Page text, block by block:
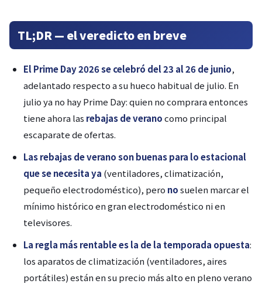
TL;DR — el veredicto en breve
El Prime Day 2026 se celebró del 23 al 26 de junio,
adelantado respecto a su hueco habitual de julio. En
julio ya no hay Prime Day: quien no comprara entonces
tiene ahora las rebajas de veranocomo principal
escaparate de ofertas.
Las rebajas de verano son buenas para lo estacional
que se necesita ya (ventiladores, climatización,
pequeño electrodoméstico), pero nosuelen marcar el
mínimo histórico en gran electrodoméstico ni en
televisores.
La regla más rentable es la de la temporada opuesta:
los aparatos de climatización (ventiladores, aires
portátiles) están en su precio más alto en pleno verano